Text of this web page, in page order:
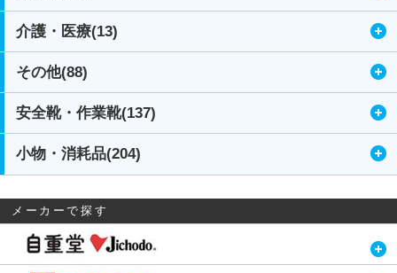
介護・医療(13)
その他(88)
安全靴・作業靴(137)
小物・消耗品(204)
メーカーで探す